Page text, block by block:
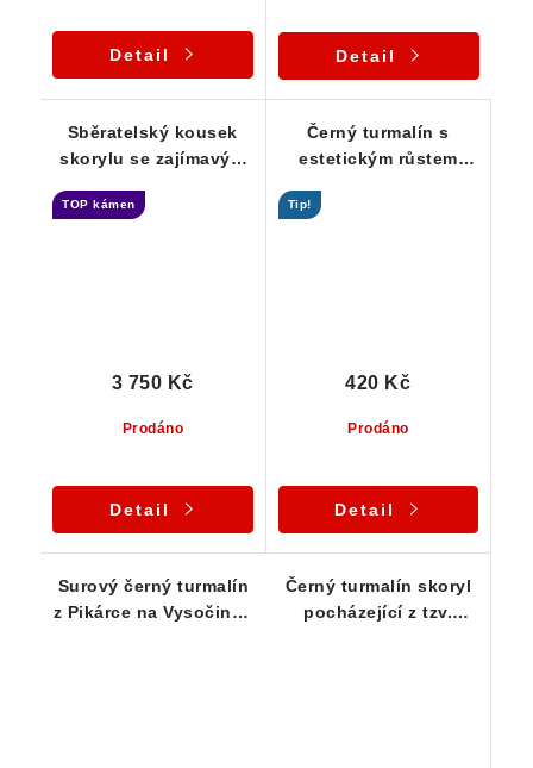
Detail Detail
Sběratelský kousek
skorylu se zajímavým
špalek 84 g
TOP kámen
Prodáno
3 750 Kč
Detail
Černý turmalín s
estetickým růstem
Tip!
Prodáno
420 Kč
Detail
Surový černý turmalín
z Pikárce na Vysočině -
Černý turmalín skoryl
pocházející z tzv.